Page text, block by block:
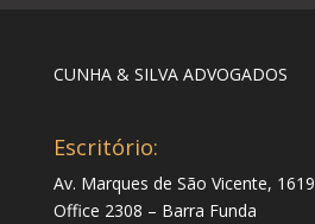
CUNHA & SILVA ADVOGADOS
Escritório:
Av. Marques de São Vicente, 1619
Office 2308 – Barra Funda